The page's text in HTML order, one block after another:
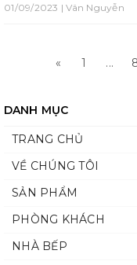
01/09/2023 | Vân Nguyễn
« 1 ...
DANH MỤC
TRANG CHỦ
VỀ CHÚNG TÔI
SẢN PHẨM
PHÒNG KHÁCH
NHÀ BẾP